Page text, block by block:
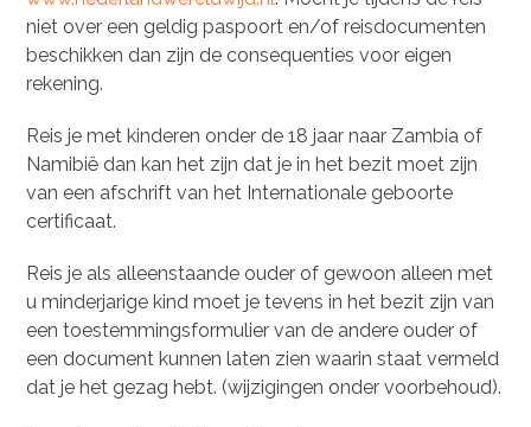
niet over een geldig paspoort en/of reisdocumenten
beschikken dan zijn de consequenties voor eigen
rekening.
Reis je met kinderen onder de 18 jaar naar Zambia of
Namibië dan kan het zijn dat je in het bezit moet zijn
van een afschrift van het Internationale geboorte
certificaat.
Reis je als alleenstaande ouder of gewoon alleen met
u minderjarige kind moet je tevens in het bezit zijn van
een toestemmingsformulier van de andere ouder of
een document kunnen laten zien waarin staat vermeld
dat je het gezag hebt. (wijzigingen onder voorbehoud).